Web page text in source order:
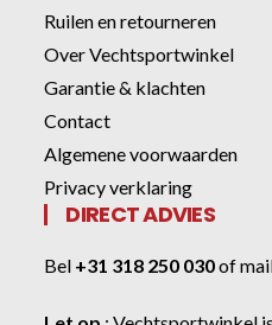
Ruilen en retourneren
Over Vechtsportwinkel
Garantie & klachten
Contact
Algemene voorwaarden
Privacy verklaring
DIRECT ADVIES
Bel +31 318 250 030of